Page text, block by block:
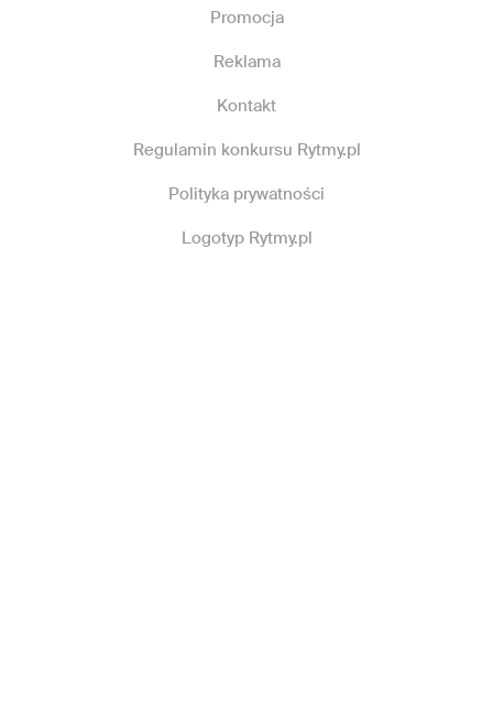
Promocja
Reklama
Kontakt
Regulamin konkursu Rytmy.pl
Polityka prywatności
Logotyp Rytmy.pl